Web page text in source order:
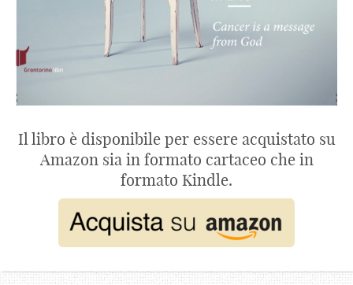
Il libro è disponibile per essere acquistato su
Amazon sia in formato cartaceo che in
formato Kindle.